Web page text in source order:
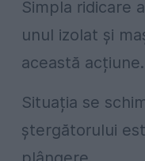
Simpla ridicare
unul izolat și
această acțiune.
Situația se
ștergătorului